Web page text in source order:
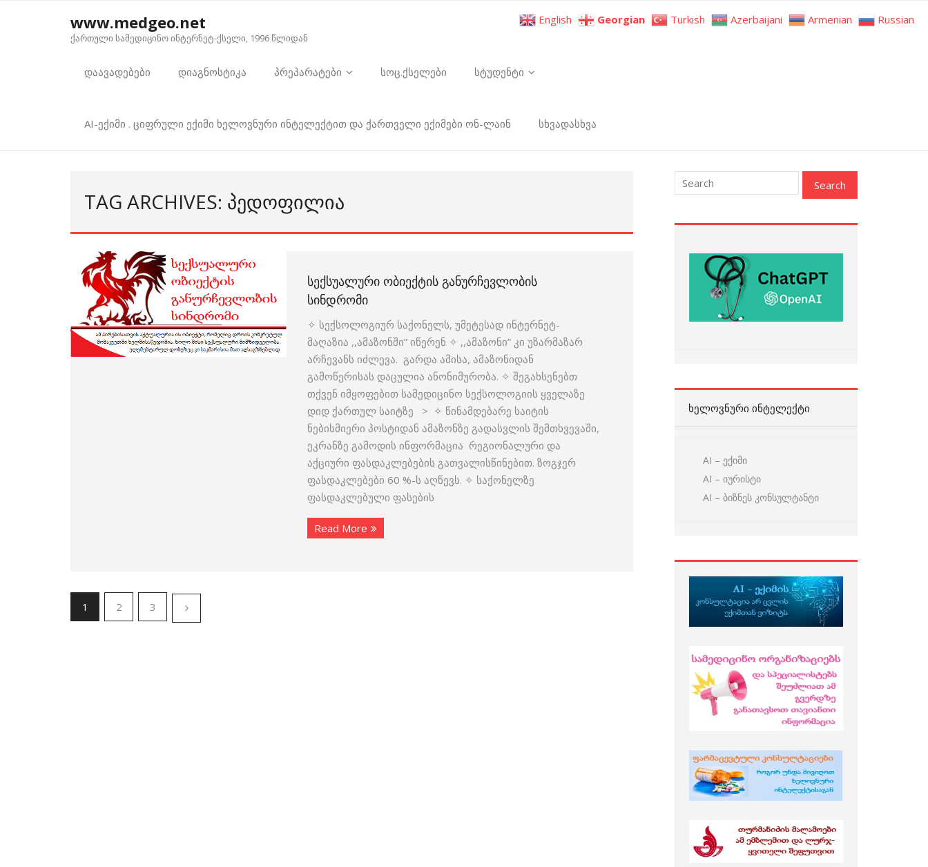
www.medgeo.net
ქართული სამედიცინო ინტერნეტ-ქსელი, 1996 წლიდან
დაავადებები დიაგნოსტიკა პრეპარატები სოც.ქსელები სტუდენტი
AI-ექიმი . ციფრული ექიმი ხელოვნური ინტელექტით და ქართველი ექიმები ონ-ლაინ სხვადასხვა
TAG ARCHIVES: ᲞᲔᲓᲝᲤᲘᲚᲘᲐ
ᲡᲔᲥᲡᲣᲐᲚᲣᲠᲘ ᲝᲑᲘᲔᲥᲢᲘᲡ ᲒᲐᲜᲣᲠᲩᲔᲕᲚᲝᲑᲘᲡ
ᲡᲘᲜᲓᲠᲝᲛᲘ
✧ სექსოლოგიურ საქონელს, უმეტესად ინტერნეტ-
მაღაზია ,,ამაზონში” იწერენ ✧ ,,ამაზონი” კი უზარმაზარ
არჩევანს იძლევა. გარდა ამისა, ამაზონიდან
გამოწერისას დაცულია ანონიმურობა. ✧ შეგახსენებთ
თქვენ იმყოფებით სამედიცინო სექსოლოგიის ყველაზე
დიდ ქართულ საიტზე > ✧ წინამდებარე საიტის
ნებისმიერი პოსტიდან ამაზონზე გადასვლის შემთხვევაში,
ეკრანზე გამოდის ინფორმაცია რეგიონალური და
აქციური ფასდაკლებების გათვალისწინებით. ზოგჯერ
ფასდაკლებები 60 %-ს აღწევს. ✧ საქონელზე
ფასდაკლებული ფასების
Read More
1 2 3
ᲮᲔᲚᲝᲕᲜᲣᲠᲘ ᲘᲜᲢᲔᲚᲔᲥᲢᲘ
AI – ექიმი
AI – იურისტი
AI – ბიზნეს კონსულტანტი
English Georgian Turkish Azerbaijani Armenian Russian